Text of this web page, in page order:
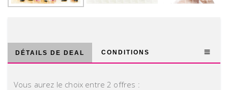
DÉTAILS DE DEAL CONDITIONS
Vous aurez le choix entre 2 offres :